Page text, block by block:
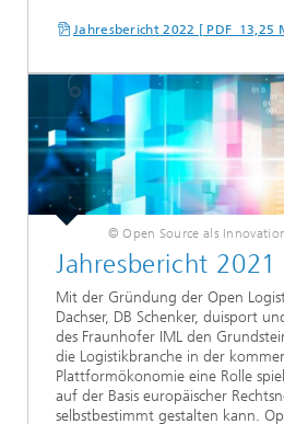
Jahresbericht 2022 [ PDF 13,25
© Open Source als
Jahresbericht 2021
Mit der Gründung der Open
Dachser, DB Schenker, duisport
des Fraunhofer IML den
die Logistikbranche in der
Plattformökonomie eine Rolle
auf der Basis europäischer
selbstbestimmt gestalten kann.